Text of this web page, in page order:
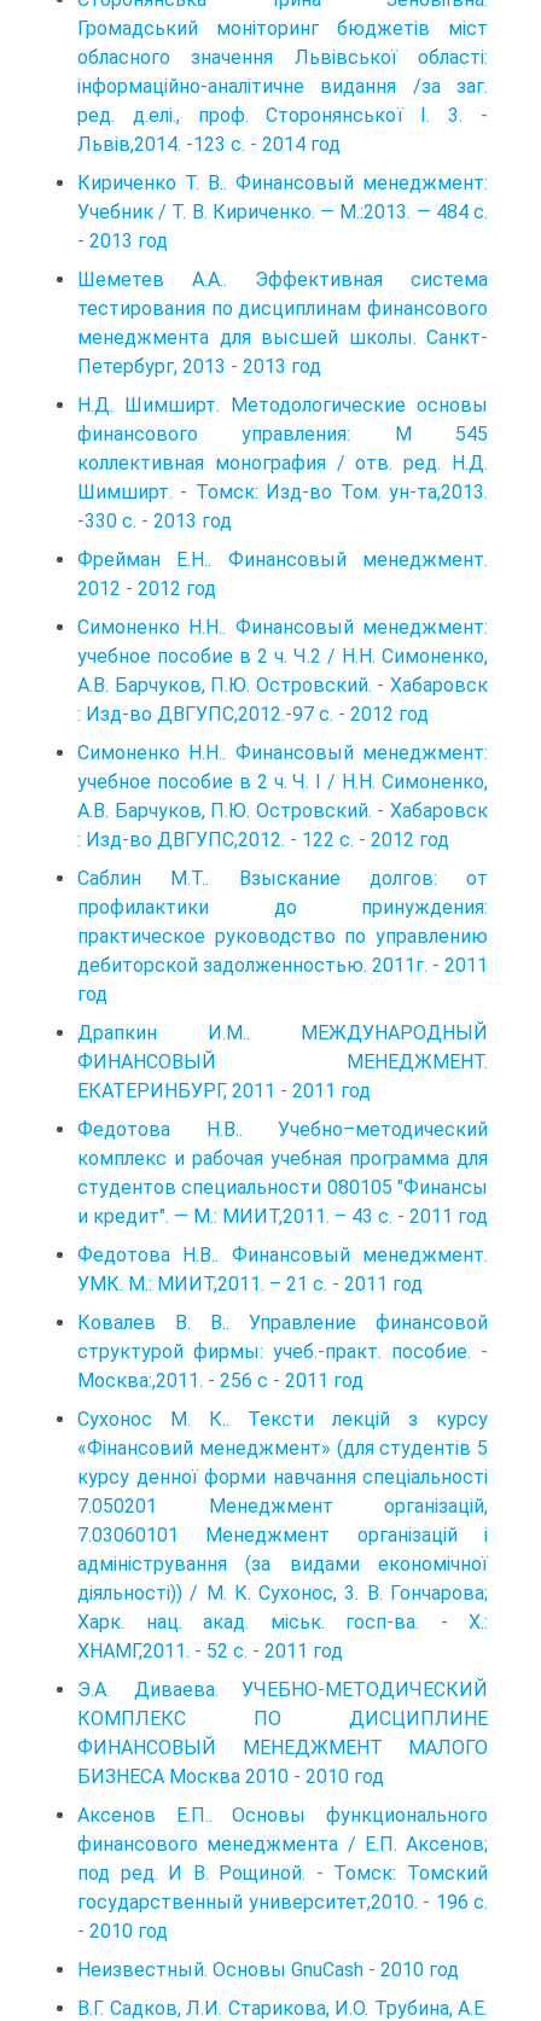
Громадський моніторинг бюджетів міст
обласного значення Львівської області:
інформаційно-аналітичне видання /за заг.
ред. д.елі., проф. Сторонянської І. 3. -
Львів,2014. -123 с. - 2014 год
Кириченко Т. В.. Финансовый менеджмент:
Учебник / Т. В. Кириченко. — М.:2013. — 484 с.
- 2013 год
Шеметев А.А.. Эффективная система
тестирования по дисциплинам финансового
менеджмента для высшей школы. Санкт-
Петербург, 2013 - 2013 год
Н.Д. Шимширт. Методологические основы
финансового управления: M 545
коллективная монография / отв. ред. Н.Д.
Шимширт. - Томск: Изд-во Том. ун-та,2013.
-330 с. - 2013 год
Фрейман Е.Н.. Финансовый менеджмент.
2012 - 2012 год
Симоненко Н.Н.. Финансовый менеджмент:
учебное пособие в 2 ч. Ч.2 / Н.Н. Симоненко,
А.В. Барчуков, П.Ю. Островский. - Хабаровск
: Изд-во ДВГУПС,2012.-97 с. - 2012 год
Симоненко Н.Н.. Финансовый менеджмент:
учебное пособие в 2 ч. Ч. I / Н.Н. Симоненко,
А.В. Барчуков, П.Ю. Островский. - Хабаровск
: Изд-во ДВГУПС,2012. - 122 с. - 2012 год
Саблин М.Т.. Взыскание долгов: от
профилактики до принуждения:
практическое руководство по управлению
дебиторской задолженностью. 2011г. - 2011
год
Драпкин И.М.. МЕЖДУНАРОДНЫЙ
ФИНАНСОВЫЙ МЕНЕДЖМЕНТ.
ЕКАТЕРИНБУРГ, 2011 - 2011 год
Федотова Н.В.. Учебно–методический
комплекс и рабочая учебная программа для
студентов специальности 080105 "Финансы
и кредит". — М.: МИИТ,2011. – 43 с. - 2011 год
Федотова Н.В.. Финансовый менеджмент.
УМК. М.: МИИТ,2011. – 21 с. - 2011 год
Ковалев В. В.. Управление финансовой
структурой фирмы: учеб.-практ. пособие. -
Москва:,2011. - 256 с - 2011 год
Сухонос М. К.. Тексти лекцій з курсу
«Фінансовий менеджмент» (для студентів 5
курсу денної форми навчання спеціальності
7.050201 Менеджмент організацій,
7.03060101 Менеджмент організацій і
адміністрування (за видами економічної
діяльності)) / М. К. Сухонос, 3. В. Гончарова;
Харк. нац. акад. міськ. госп-ва. - X.:
ХНАМГ,2011. - 52 с. - 2011 год
Э.А. Диваева. УЧЕБНО-МЕТОДИЧЕСКИЙ
КОМПЛЕКС ПО ДИСЦИПЛИНЕ
ФИНАНСОВЫЙ МЕНЕДЖМЕНТ МАЛОГО
БИЗНЕСА Москва 2010 - 2010 год
Аксенов Е.П.. Основы функционального
финансового менеджмента / Е.П. Аксенов;
под ред. И В. Рощиной. - Томск: Томский
государственный университет,2010. - 196 с.
- 2010 год
Неизвестный. Основы GnuCash - 2010 год
В.Г. Садков, Л.И. Старикова, И.О. Трубина, А.Е.